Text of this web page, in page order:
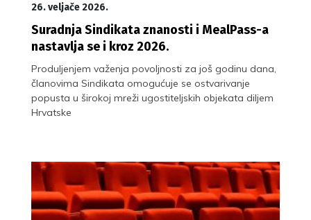
26. veljače 2026.
Suradnja Sindikata znanosti i MealPass-a
nastavlja se i kroz 2026.
Produljenjem važenja povoljnosti za još godinu dana,
članovima Sindikata omogućuje se ostvarivanje
popusta u širokoj mreži ugostiteljskih objekata diljem
Hrvatske